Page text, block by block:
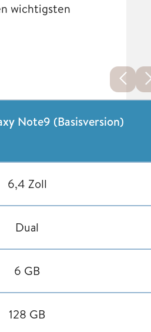
wichtigsten
Note9 (Basisversion)
6,4 Zoll
Dual
6 GB
128 GB